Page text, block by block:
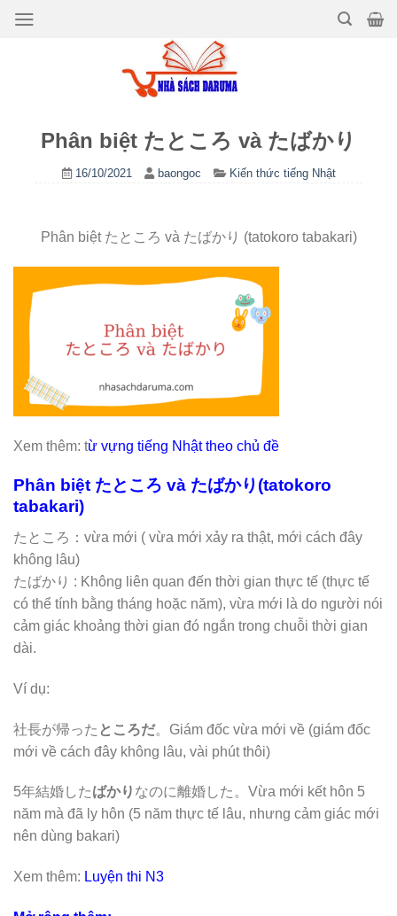
Bỏ
Phân biệt たところ và たばかり
16/10/2021 baongoc Kiến thức tiếng Nhật
Phân biệt たところ và たばかり (tatokoro tabakari)
Xem thêm: từ vựng tiếng Nhật theo chủ đề
Phân biệt たところ và たばかり(tatokoro
tabakari)
たところ：vừa mới ( vừa mới xảy ra thật, mới cách đây
không lâu)
たばかり : Không liên quan đến thời gian thực tế (thực tế
có thể tính bằng tháng hoặc năm), vừa mới là do người nói
cảm giác khoảng thời gian đó ngắn trong chuỗi thời gian
dài.
Ví dụ:
社長が帰った ところだ。Giám đốc vừa mới về (giám đốc
mới về cách đây không lâu, vài phút thôi)
5年結婚したばかり なのに離婚した。Vừa mới kết hôn 5
năm mà đã ly hôn (5 năm thực tế lâu, nhưng cảm giác mới
nên dùng bakari)
Xem thêm: Luyện thi N3